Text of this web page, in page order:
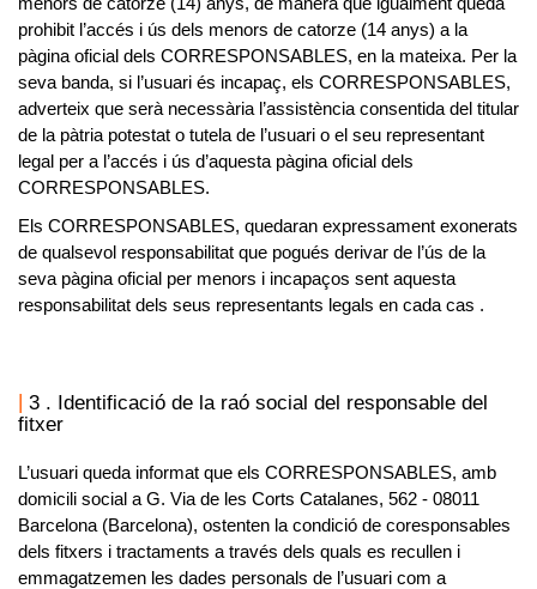
prohibit l’accés i ús dels menors de catorze (14 anys) a la
pàgina oficial dels CORRESPONSABLES, en la mateixa. Per la
seva banda, si l’usuari és incapaç, els CORRESPONSABLES,
adverteix que serà necessària l’assistència consentida del titular
de la pàtria potestat o tutela de l’usuari o el seu representant
legal per a l’accés i ús d’aquesta pàgina oficial dels
CORRESPONSABLES.
Els CORRESPONSABLES, quedaran expressament exonerats
de qualsevol responsabilitat que pogués derivar de l’ús de la
seva pàgina oficial per menors i incapaços sent aquesta
responsabilitat dels seus representants legals en cada cas .
3 . Identificació de la raó social del responsable del
fitxer
L’usuari queda informat que els CORRESPONSABLES, amb
domicili social a G. Via de les Corts Catalanes, 562 - 08011
Barcelona (Barcelona), ostenten la condició de coresponsables
dels fitxers i tractaments a través dels quals es recullen i
emmagatzemen les dades personals de l’usuari com a